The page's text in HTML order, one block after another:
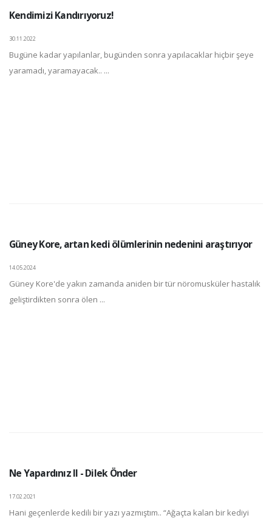
Kendimizi Kandırıyoruz!
30.11.2022
Bugüne kadar yapılanlar, bugünden sonra yapılacaklar hiçbir şeye
yaramadı, yaramayacak.. ...
Güney Kore, artan kedi ölümlerinin nedenini araştırıyor
14.05.2024
Güney Kore'de yakın zamanda aniden bir tür nöromusküler hastalık
geliştirdikten sonra ölen ...
Ne Yapardınız II - Dilek Önder
17.02.2021
Hani geçenlerde kedili bir yazı yazmıştım.. “Ağaçta kalan bir kediyi